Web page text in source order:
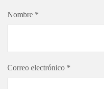
Nombre *
Correo electrónico *